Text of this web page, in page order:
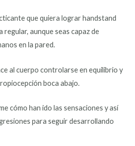
que quiera lograr handstand
aunque seas capaz de
en la pared.
al cuerpo controlarse en equilibrio y
boca abajo.
cómo han ido las sensaciones y así
para seguir desarrollando